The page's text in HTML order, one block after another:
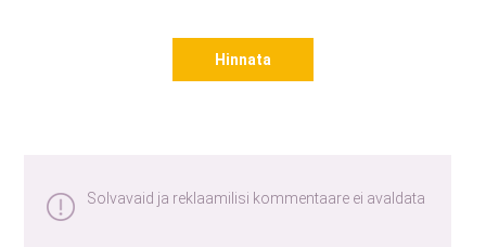
Hinnata
Solvavaid ja reklaamilisi kommentaare ei avaldata